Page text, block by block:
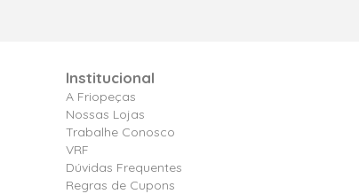
Institucional
A Friopeças
Nossas Lojas
Trabalhe Conosco
VRF
Dúvidas Frequentes
Regras de Cupons